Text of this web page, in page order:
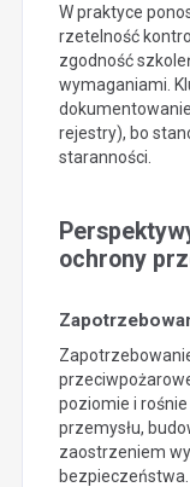
W praktyce
rzetelność
zgodność
wymaganiami.
rejestry), bo
staranności.
ochrony
poziomie i
przemysłu,
zaostrzeniem